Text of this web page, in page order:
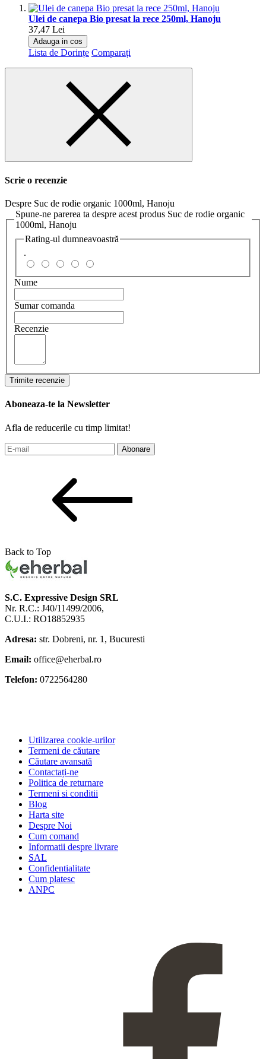
Ulei de canepa Bio presat la rece 250ml, Hanoju
37,47 Lei
Adauga in cos
Lista de Dorințe Comparați
Scrie o recenzie
Despre Suc de rodie organic 1000ml, Hanoju
Spune-ne parerea ta despre acest produs Suc de rodie organic
1000ml, Hanoju
Rating-ul dumneavoastră
.
Nume
Sumar comanda
Recenzie
Trimite recenzie
Aboneaza-te la Newsletter
Afla de reducerile cu timp limitat!
Abonare
Back to Top
S.C. Expressive Design SRL
Nr. R.C.: J40/11499/2006,
C.U.I.: RO18852935
Adresa: str. Dobreni, nr. 1, Bucuresti
Email: office@eherbal.ro
Telefon: 0722564280
Utilizarea cookie-urilor
Termeni de căutare
Căutare avansată
Contactați-ne
Politica de returnare
Termeni si conditii
Blog
Harta site
Despre Noi
Cum comand
Informatii despre livrare
SAL
Confidentialitate
Cum platesc
ANPC